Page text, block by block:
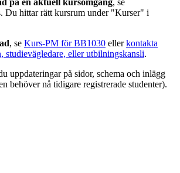
på en aktuell kursomgång, se
Du hittar rätt kursrum under "Kurser" i
, se Kurs-PM för BB1030 ellerkontakta
studievägledare, eller utbilningskansli.
uppdateringar på sidor, schema och inlägg
behöver nå tidigare registrerade studenter).